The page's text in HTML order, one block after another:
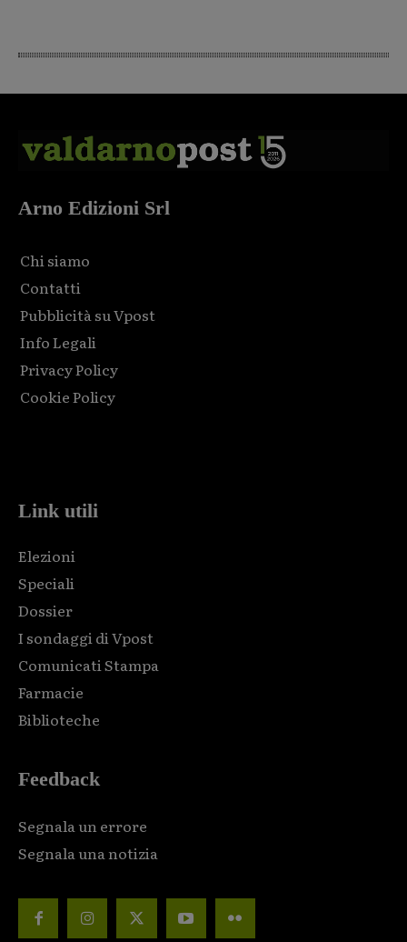
Arno Edizioni Srl
Chi siamo
Contatti
Pubblicità su Vpost
Info Legali
Privacy Policy
Cookie Policy
Link utili
Elezioni
Speciali
Dossier
I sondaggi di Vpost
Comunicati Stampa
Farmacie
Biblioteche
Feedback
Segnala un errore
Segnala una notizia